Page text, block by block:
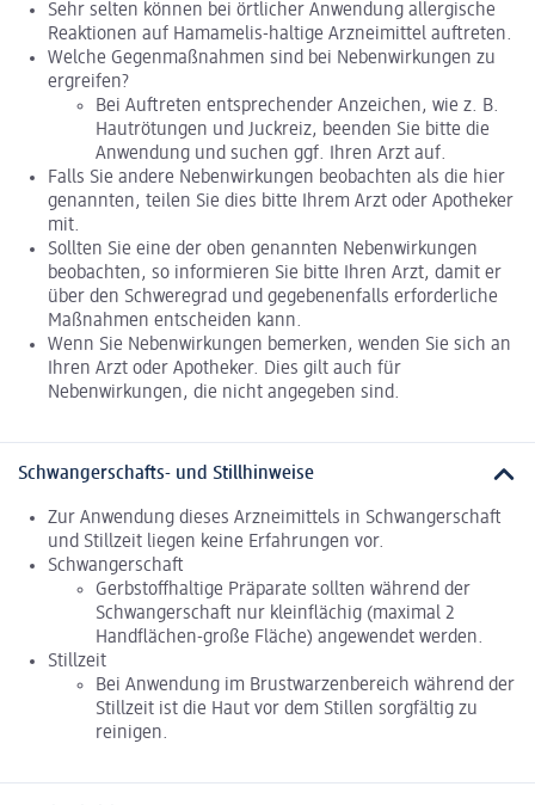
Sehr selten können bei örtlicher Anwendung allergische
Reaktionen auf Hamamelis-haltige Arzneimittel auftreten.
Welche Gegenmaßnahmen sind bei Nebenwirkungen zu
ergreifen?
Bei Auftreten entsprechender Anzeichen, wie z. B.
Hautrötungen und Juckreiz, beenden Sie bitte die
Anwendung und suchen ggf. Ihren Arzt auf.
Falls Sie andere Nebenwirkungen beobachten als die hier
genannten, teilen Sie dies bitte Ihrem Arzt oder Apotheker
mit.
Sollten Sie eine der oben genannten Nebenwirkungen
beobachten, so informieren Sie bitte Ihren Arzt, damit er
über den Schweregrad und gegebenenfalls erforderliche
Maßnahmen entscheiden kann.
Wenn Sie Nebenwirkungen bemerken, wenden Sie sich an
Ihren Arzt oder Apotheker. Dies gilt auch für
Nebenwirkungen, die nicht angegeben sind.
Schwangerschafts- und Stillhinweise
Zur Anwendung dieses Arzneimittels in Schwangerschaft
und Stillzeit liegen keine Erfahrungen vor.
Schwangerschaft
Gerbstoffhaltige Präparate sollten während der
Schwangerschaft nur kleinflächig (maximal 2
Handflächen-große Fläche) angewendet werden.
Stillzeit
Bei Anwendung im Brustwarzenbereich während der
Stillzeit ist die Haut vor dem Stillen sorgfältig zu
reinigen.